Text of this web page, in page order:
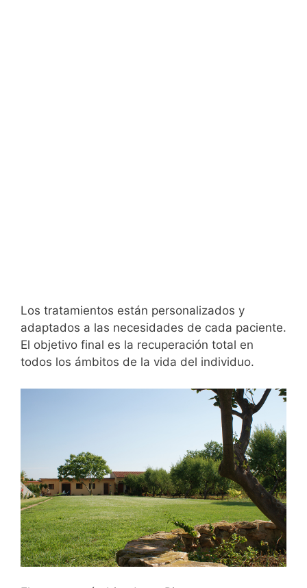
Los tratamientos están personalizados y
adaptados a las necesidades de cada paciente.
El objetivo final es la recuperación total en
todos los ámbitos de la vida del individuo.